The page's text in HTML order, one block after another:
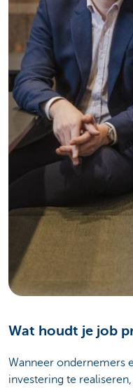
Wat houdt je job
Wanneer ondernemers
investering te